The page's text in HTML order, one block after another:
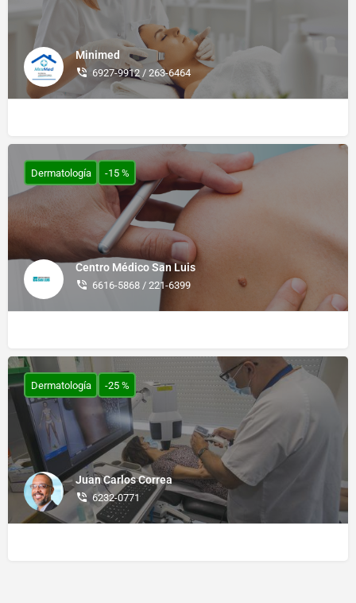
Minimed
6927-9912 / 263-6464
Centro Médico San Luis
6616-5868 / 221-6399
Dermatología -15 %
Juan Carlos Correa
6232-0771
Dermatología -25 %